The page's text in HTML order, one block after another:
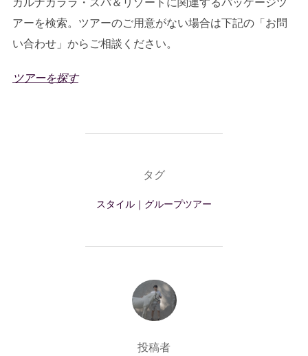
アーを検索。ツアーのご用意がない場合は下記の「お問
い合わせ」からご相談ください。
ツアーを探す
タグ
スタイル｜グループツアー
投稿者
投稿者